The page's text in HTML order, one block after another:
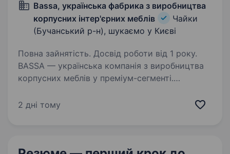
Bassa, українська фабрика з виробництва
корпусних інтер'єрних меблів
Чайки
(Бучанський р-н), шукаємо у Києві
Повна зайнятість. Досвід роботи від 1 року.
BASSA — українська компанія з виробництва
корпусних меблів у преміум-сегменті.
задовольняють високі вимоги щодо якості,
2 дні тому